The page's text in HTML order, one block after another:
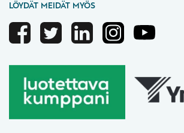
LÖYDÄT MEIDÄT MYÖS
FacebookTwitterLinkedinInstagramYoutube